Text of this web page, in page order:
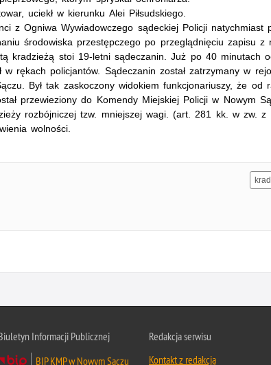
uciekł w kierunku Alei Piłsudskiego.
z Ogniwa Wywiadowczego sądeckiej Policji natychmiast
środowiska przestępczego po przeglądnięciu zapisu z
kradzieżą stoi 19-letni sądeczanin. Już po 40 minutach
w rękach policjantów. Sądeczanin został zatrzymany w
Był tak zaskoczony widokiem funkcjonariuszy, że od
przewieziony do Komendy Miejskiej Policji w Nowym
rozbójniczej tzw. mniejszej wagi. (art. 281 kk. w zw.
wolności.
Informacji Publicznej
BIP KMP w Nowym Sączu
Redakcja serwisu
Kontakt z redakcją